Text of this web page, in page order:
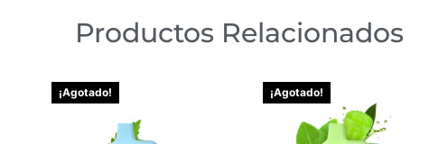
Productos Relacionados
¡Agotado! ¡Agotado!